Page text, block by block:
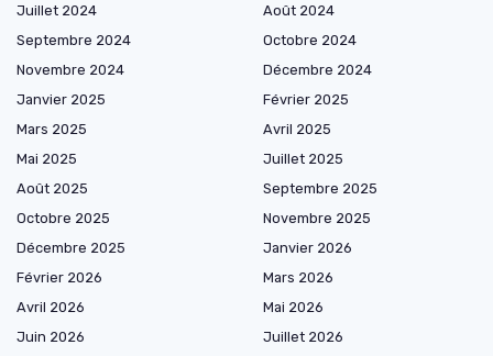
Juillet 2024
Août 2024
Septembre 2024
Octobre 2024
Novembre 2024
Décembre 2024
Janvier 2025
Février 2025
Mars 2025
Avril 2025
Mai 2025
Juillet 2025
Août 2025
Septembre 2025
Octobre 2025
Novembre 2025
Décembre 2025
Janvier 2026
Février 2026
Mars 2026
Avril 2026
Mai 2026
Juin 2026
Juillet 2026